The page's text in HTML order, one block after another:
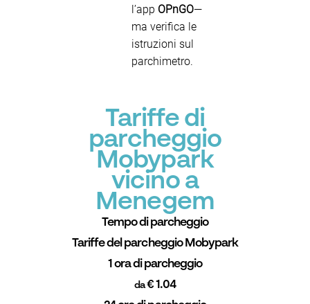
l’app OPnGO—
ma verifica le
istruzioni sul
parchimetro.
Tariffe di
parcheggio
Mobypark
vicino a
Menegem
Tempo di parcheggio
Tariffe del parcheggio Mobypark
1 ora di parcheggio
da€ 1.04